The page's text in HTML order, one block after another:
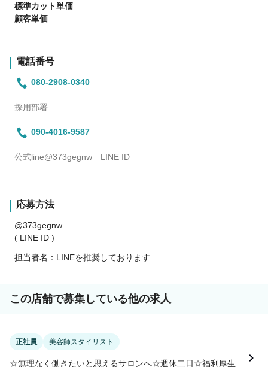
標準カット単価
顧客単価
電話番号
080-2908-0340
採用部署
090-4016-9587
公式line@373gegnw LINE ID
応募方法
@373gegnw
( LINE ID )
担当者名：LINEを推奨しております
この店舗で募集している他の求人
正社員 美容師スタイリスト
☆無理なく働きたいと思えるサロンへ☆週休二日☆福利厚生